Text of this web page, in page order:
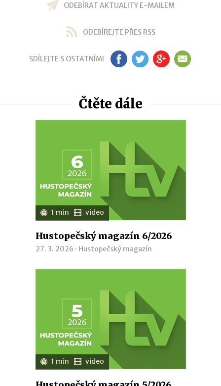
ODEBÍRAT AKTUALITY E-MAILEM
ODEBÍREJTE PŘES RSS
SDÍLEJTE S OSTATNÍMI FB TW GP EM
Čtěte dále
1 min video
Hustopečský magazín 6/2026
27. 3. 2026 · Hustopečský magazín
1 min video